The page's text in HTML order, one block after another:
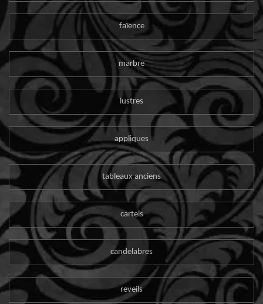
faïence
marbre
lustres
appliques
tableaux anciens
cartels
candelabres
reveils